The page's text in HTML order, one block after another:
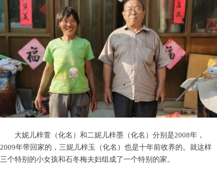
大妮儿梓萱（化名）和二妮儿梓墨（化名）分别是2008年，
2009年带回家的，三妮儿梓玉（化名）也是十年前收养的。就这样
三个特别的小女孩和石冬梅夫妇组成了一个特别的家。